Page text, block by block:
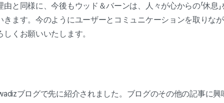
と同様に、今後もウッド＆バーンは、人々が心からの「休息
きます。今のようにユーザーとコミュニケーションを取りな
くお願いいたします。
ブログで先に紹介されました。ブログのその他の記事に